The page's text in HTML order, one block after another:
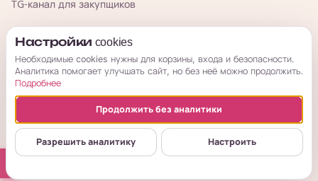
TG-канал для закупщиков
КорОпт
© 2026 КорОпт. Корейские и китайские товары из Владивостока.
ИП Галицкая Мария Сергеевна · ИНН 253909697776 · ОГРНИП
314254321800034
Публичная офертаУсловия возвратаПолитикаНастройки cookies
Настройки cookies
Необходимые cookies нужны для корзины, входа и безопасности.
Аналитика помогает улучшать сайт, но без неё можно продолжить.
Подробнее
Продолжить без аналитики
Разрешить аналитику Настроить